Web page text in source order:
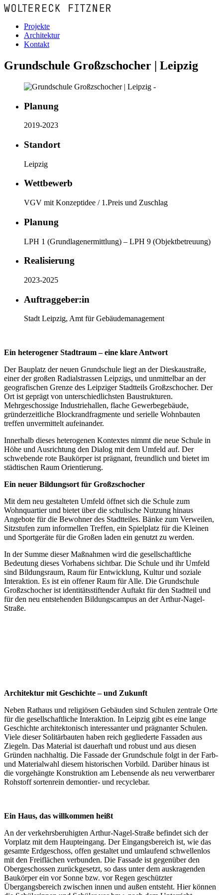
Projekte
Architektur
Kontakt
Grundschule Großzschocher | Leipzig
Planung
2019-2023
Standort
Leipzig
Wettbewerb
VGV mit Konzeptidee / 1.Preis und Zuschlag
Planung
LPH 1 (Grundlagenermittlung) – LPH 9 (Objektbetreuung)
Realisierung
2023-2025
Auftraggeber:in
Stadt Leipzig, Amt für Gebäudemanagement
Ein heterogener Stadtraum – eine klare Antwort
Der Bauplatz der neuen Grundschule liegt an der Dieskaustraße,
einer der großen Radialstrassen Leipzigs, und unmittelbar an der
geografischen Grenze des Leipziger Stadtteils Großzschocher. Der
Ort ist geprägt von unterschiedlichsten Baustrukturen.
Mehrgeschossige Industriehallen, flache Gewerbegebäude,
gründerzeitliche Blockrandfragmente und serielle Wohnbauten
treffen unvermittelt aufeinander.
Innerhalb dieses heterogenen Kontextes nimmt die neue Schule in
Höhe und Ausrichtung den Dialog mit dem Umfeld auf. Der
schwebende rote Baukörper ist prägnant, freundlich und bietet im
städtischen Raum Orientierung.
Ein neuer Bildungsort für Großzschocher
Mit dem neu gestalteten Umfeld öffnet sich die Schule zum
Wohnquartier und bietet über die schulische Nutzung hinaus
Angebote für die Bewohner des Stadtteiles. Bänke zum Verweilen,
Sitzstufen zum informellen Treffen, ein Spielplatz für die Kleinen
und Sportgeräte für die Großen laden ein genutzt zu werden.
In der Summe dieser Maßnahmen wird die gesellschaftliche
Bedeutung dieses Vorhabens sichtbar. Die Schule und ihr Umfeld
sind Bildungsraum, Raum für Entwicklung, Kultur und soziale
Interaktion. Es ist ein offener Raum für Alle. Die Grundschule
Großzschocher ist identitätsstiftender Auftakt für den Stadtteil und
für den neu entstehenden Bildungscampus an der Arthur-Nagel-
Straße.
Architektur mit Geschichte – und Zukunft
Neben Rathaus und religiösen Gebäuden sind Schulen zentrale Orte
für die gesellschaftliche Interaktion. In Leipzig gibt es eine lange
Geschichte architektonisch interessanter und prägnanter Schulen.
Viele dieser Solitärbauten haben reich gegliederte Fassaden aus
Ziegeln. Das Material ist dauerhaft und robust und aus diesen
Gründen nachhaltig. Die Fassade der Grundschule folgt in der Farb-
und Materialwahl diesem historischen Vorbild. Darüber hinaus ist
die vorgehängte Konstruktion am Lebensende als neu verwertbarer
Rohstoff sortenrein demontier- und recyclebar.
Ein Haus, das willkommen heißt
An der verkehrsberuhigten Arthur-Nagel-Straße befindet sich der
Vorplatz mit dem Haupteingang. Der Eingangsbereich ist, wie das
gesamte Erdgeschoss, offen gestaltet und umlaufend schwellenlos
mit den Freiflächen verbunden. Die Fassade ist gegenüber den
Obergeschossen zurückgesetzt, so dass unter dem auskragenden
Baukörper ein vor Sonne bzw. vor Regen geschützter
Übergangsbereich zwischen innen und außen entsteht. Hier können